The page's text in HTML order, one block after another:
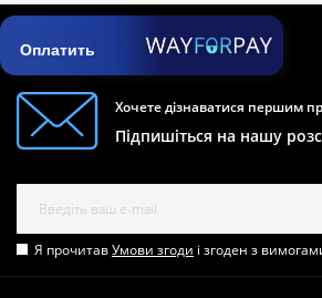
Оплатить
Хочете дізнаватися першим
Підпишіться на нашу
Я прочитавУмови згоди і згоден з